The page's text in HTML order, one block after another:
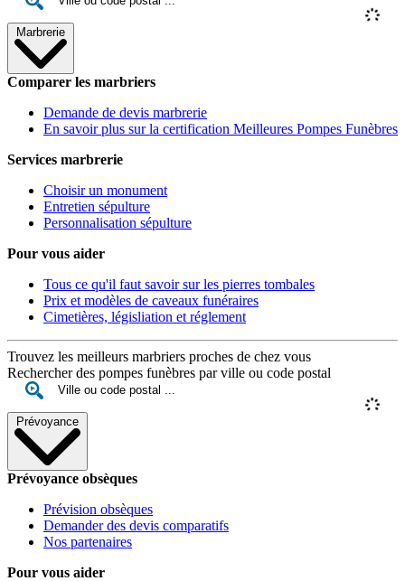
Marbrerie
Comparer les marbriers
Demande de devis marbrerie
En savoir plus sur la certification Meilleures Pompes Funèbres
Services marbrerie
Choisir un monument
Entretien sépulture
Personnalisation sépulture
Pour vous aider
Tous ce qu'il faut savoir sur les pierres tombales
Prix et modèles de caveaux funéraires
Cimetières, législiation et réglement
Trouvez les meilleurs marbriers proches de chez vous
Rechercher des pompes funèbres par ville ou code postal
Prévoyance
Prévoyance obsèques
Prévision obsèques
Demander des devis comparatifs
Nos partenaires
Pour vous aider